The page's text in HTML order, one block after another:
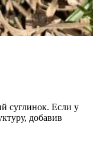
суглинок. Если у
добавив